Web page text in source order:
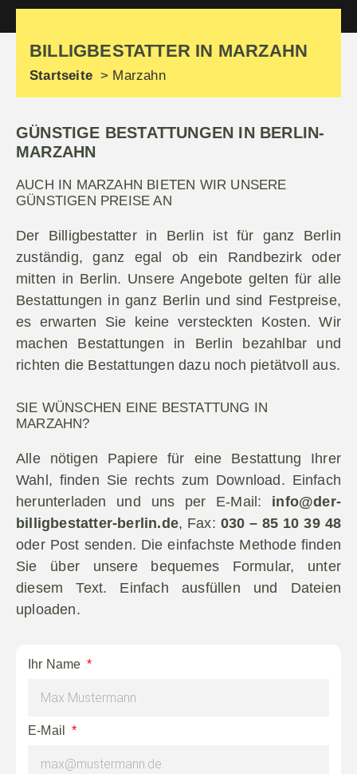
BILLIGBESTATTER IN MARZAHN
Startseite Marzahn
GÜNSTIGE BESTATTUNGEN IN BERLIN-
MARZAHN
AUCH IN MARZAHN BIETEN WIR UNSERE
GÜNSTIGEN PREISE AN
Der Billigbestatter in Berlin ist für ganz Berlin
zuständig, ganz egal ob ein Randbezirk oder
mitten in Berlin. Unsere Angebote gelten für alle
Bestattungen in ganz Berlin und sind Festpreise,
es erwarten Sie keine versteckten Kosten. Wir
machen Bestattungen in Berlin bezahlbar und
richten die Bestattungen dazu noch pietätvoll aus.
SIE WÜNSCHEN EINE BESTATTUNG IN
MARZAHN?
Alle nötigen Papiere für eine Bestattung Ihrer
Wahl, finden Sie rechts zum Download. Einfach
herunterladen und uns per E-Mail: info@der-
billigbestatter-berlin.de, Fax: 030 – 85 10 39 48
oder Post senden. Die einfachste Methode finden
Sie über unsere bequemes Formular, unter
diesem Text. Einfach ausfüllen und Dateien
uploaden.
Ihr Name
E-Mail